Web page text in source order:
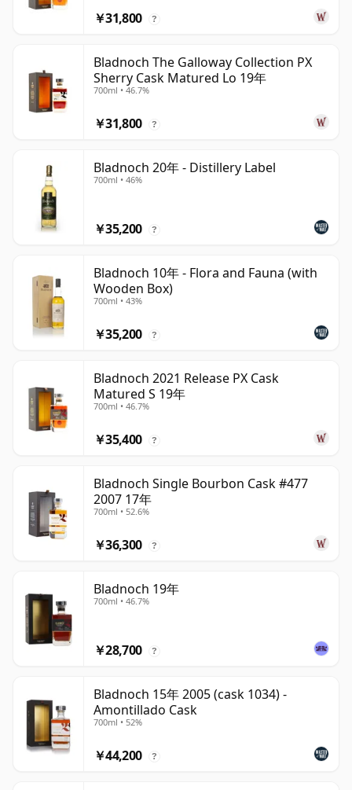
￥31,800 ?
Bladnoch The Galloway Collection PX
Sherry Cask Matured Lo 19年
700ml • 46.7%
￥31,800 ?
Bladnoch 20年 - Distillery Label
700ml • 46%
￥35,200 ?
Bladnoch 10年 - Flora and Fauna (with
Wooden Box)
700ml • 43%
￥35,200 ?
Bladnoch 2021 Release PX Cask
Matured S 19年
700ml • 46.7%
￥35,400 ?
Bladnoch Single Bourbon Cask #477
2007 17年
700ml • 52.6%
￥36,300 ?
Bladnoch 19年
700ml • 46.7%
￥28,700 ?
Bladnoch 15年 2005 (cask 1034) -
Amontillado Cask
700ml • 52%
￥44,200 ?